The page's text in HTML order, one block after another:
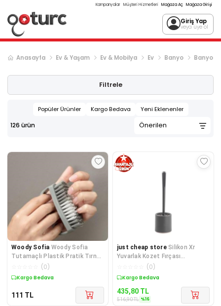
Kampanyalar Müşteri Hizmetleri Mağaza Aç Mağaza Girişi
Giriş Yap
veya üye ol
Sonraki ürün sayfası, sayfa 2
Anasayfa Ev & Yaşam Ev & Mobilya Ev Banyo Banyo
Filtrele
Popüler Ürünler Kargo Bedava Yeni Eklenenler
126 ürün
Woody Sofia Woody Sofia
Tutamaçlı Plastik Pratik Tırnak
ve Kıyafet Yaka Temiz
(0)
Kargo Bedava
111 TL
just cheap store Silikon Xr
Yuvarlak Kozet Fırçası
Royaleks-G165
(0)
Sepette %16 İndirim
435,80 TL
516,90TL %16